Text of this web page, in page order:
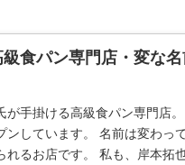
食パン専門店・変な
手掛ける高級食パン専門店
しています。 名前は変わっ
れるお店です。 私も、岸本拓